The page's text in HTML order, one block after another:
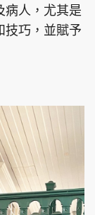
病人，尤其是
技巧，並賦予